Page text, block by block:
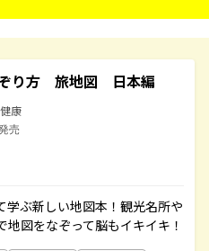
り方 旅地図 日本編
康
売
学ぶ新しい地図本！観光名所や
図をなぞって脳もイキイキ！